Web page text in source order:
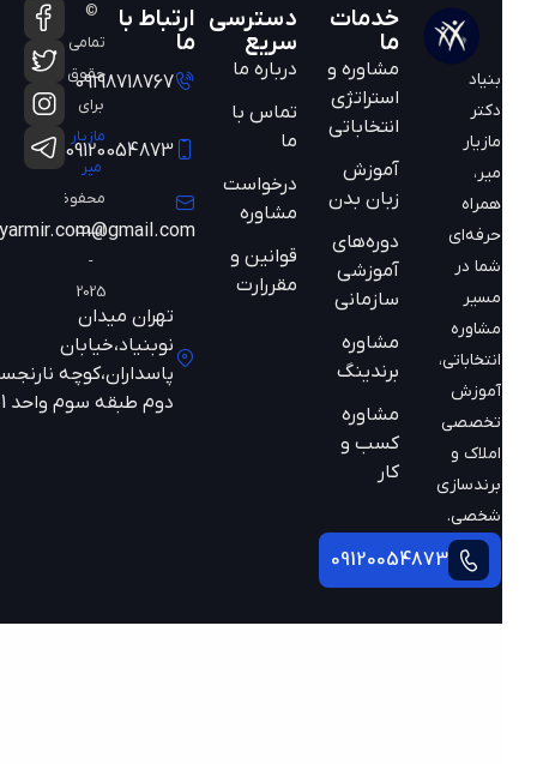
مازیار
همراه
حرفه‌ای
شما در
مسیر
مشاوره
انتخاباتی،
آموزش
تخصصی
املاک و
برندسازی
شخصی.
09120054873
خدمات
مشاوره و
استراتژی
انتخاباتی
آموزش
زبان بدن
دوره‌های
آموزشی
سازمانی
مشاوره
برندینگ
مشاوره
کسب و
دسترسی
سریع
درباره ما
تماس با
ما
درخواست
مشاوره
قوانین و
مقررارت
ارتباط با
09198718767
09120054873
mazyarmir.com@gmail.com
تهران میدان
نوبنیاد،خیابان
پاسداران،کوچه نارنجستان
دوم طبقه سوم واحد 301
©
تمامی
حقوق
محفوظ
است